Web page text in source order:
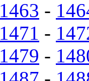
1463 -
1471 -
1479 -